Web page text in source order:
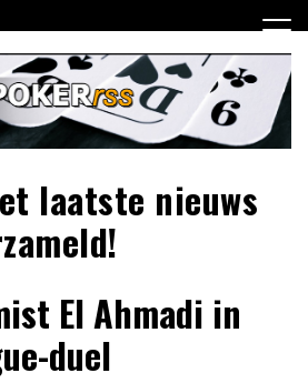
laatste nieuws
El Ahmadi in
duel